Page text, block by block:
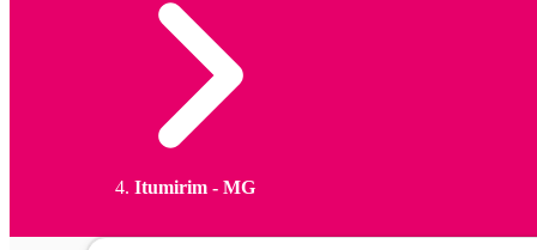
Itumirim - MG